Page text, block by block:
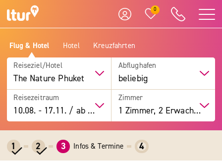
0
Flug & Hotel Hotel Kreuzfahrten
Reiseziel/Hotel
The Nature Phuket
Abflughafen
beliebig
Reisezeitraum
10.08. -17.11. / ab 7 Tage
Zimmer
1 Zimmer, 2 Erwachsene
1 2 3 Infos & Termine 4